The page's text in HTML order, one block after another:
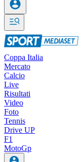
Coppa Italia
Mercato
Calcio
Live
Risultati
Video
Foto
Tennis
Drive UP
F1
MotoGp